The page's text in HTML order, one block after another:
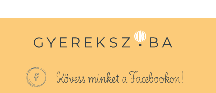
Kövess minket a Facebookon!